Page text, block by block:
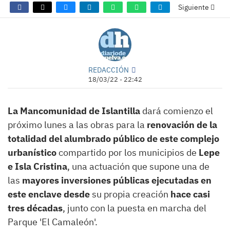
Siguiente
REDACCIÓN
18/03/22 - 22:42
La Mancomunidad de Islantilla dará comienzo el
próximo lunes a las obras para la renovación de la
totalidad del alumbrado público de este complejo
urbanísticocompartido por los municipios de Lepe
e Isla Cristina, una actuación que supone una de
las mayores inversiones públicas ejecutadas en
este enclave desdesu propia creación hace casi
tres décadas, junto con la puesta en marcha del
Parque 'El Camaleón'.